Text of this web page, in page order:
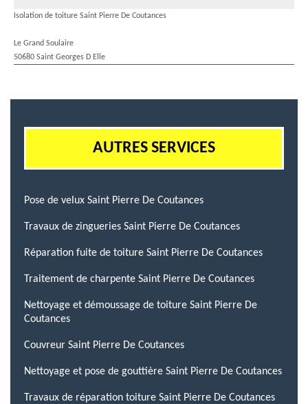
Isolation de toiture Saint Pierre De Coutances
Le Grand Soulaire
50680 Saint Georges D Elle
AUTRES SERVICES
Pose de velux Saint Pierre De Coutances
Travaux de zingueries Saint Pierre De Coutances
Réparation fuite de toiture Saint Pierre De Coutances
Traitement de charpente Saint Pierre De Coutances
Nettoyage et démoussage de toiture Saint Pierre De
Coutances
Couvreur Saint Pierre De Coutances
Nettoyage et pose de gouttière Saint Pierre De Coutances
Travaux de réparation toiture Saint Pierre De Coutances